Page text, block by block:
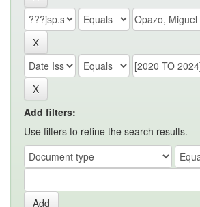
Add filters:
Use filters to refine the search results.